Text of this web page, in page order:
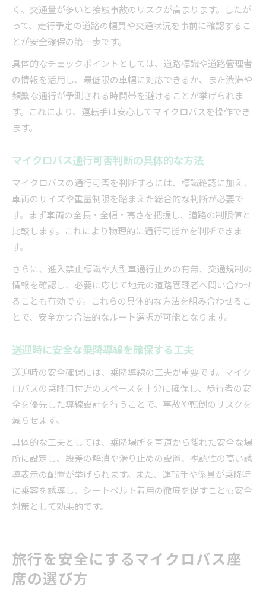
く、交通量が多いと接触事故のリスクが高まります。したが
って、走行予定の道路の幅員や交通状況を事前に確認するこ
とが安全確保の第一歩です。
具体的なチェックポイントとしては、道路標識や道路管理者
の情報を活用し、最低限の車幅に対応できるか、また渋滞や
頻繁な通行が予測される時間帯を避けることが挙げられま
す。これにより、運転手は安心してマイクロバスを操作でき
ます。
マイクロバス通行可否判断の具体的な方法
マイクロバスの通行可否を判断するには、標識確認に加え、
車両のサイズや重量制限を踏まえた総合的な判断が必要で
す。まず車両の全長・全幅・高さを把握し、道路の制限値と
比較します。これにより物理的に通行可能かを判断できま
す。
さらに、進入禁止標識や大型車通行止めの有無、交通規制の
情報を確認し、必要に応じて地元の道路管理者へ問い合わせ
ることも有効です。これらの具体的な方法を組み合わせるこ
とで、安全かつ合法的なルート選択が可能となります。
送迎時に安全な乗降導線を確保する工夫
送迎時の安全確保には、乗降導線の工夫が重要です。マイク
ロバスの乗降口付近のスペースを十分に確保し、歩行者の安
全を優先した導線設計を行うことで、事故や転倒のリスクを
減らせます。
具体的な工夫としては、乗降場所を車道から離れた安全な場
所に設定し、段差の解消や滑り止めの設置、視認性の高い誘
導表示の配置が挙げられます。また、運転手や係員が乗降時
に乗客を誘導し、シートベルト着用の徹底を促すことも安全
対策として効果的です。
旅行を安全にするマイクロバス座
席の選び方